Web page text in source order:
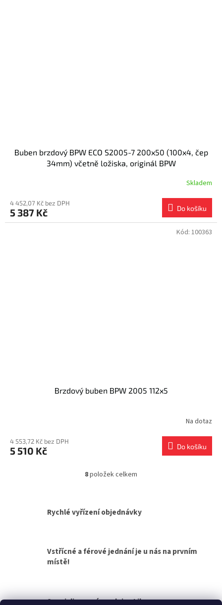
Buben brzdový BPW ECO S2005-7 200x50 (100x4, čep
34mm) včetně ložiska, originál BPW
Skladem
4 452,07 Kč bez DPH
5 387 Kč Do košíku
Brzdový buben BPW 2005 112x5
Na dotaz
4 553,72 Kč bez DPH
5 510 Kč Do košíku
Kód: 100363
O
á
d
p
v
8položek celkem
Rychlé vyřízení objednávky
Vstřícné a férové jednání je u nás na prvním
místě!
Specializovaná prodejna Liberec